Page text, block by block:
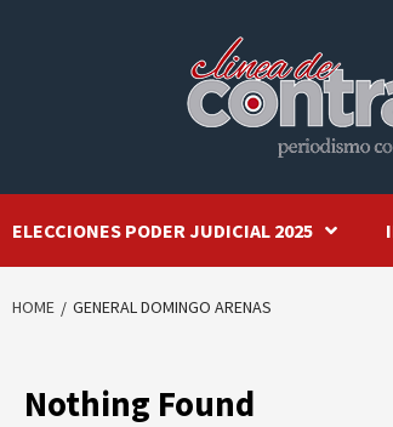
ELECCIONES PODER JUDICIAL 2025
HOME GENERAL DOMINGO ARENAS
Nothing Found